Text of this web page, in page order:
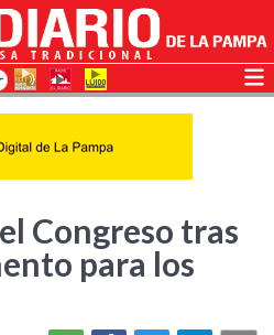
Congreso tras
para los